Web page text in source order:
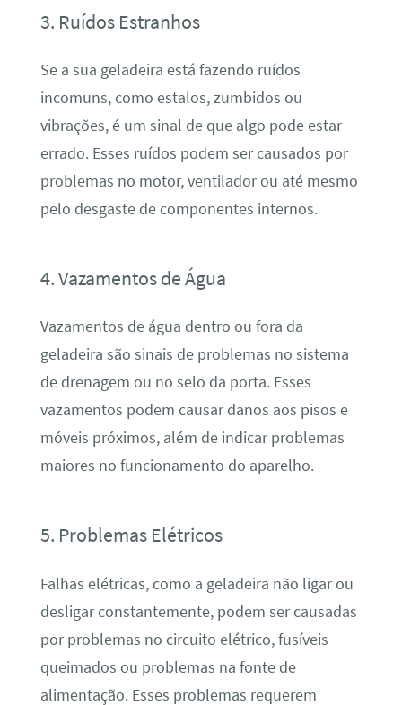
3. Ruídos Estranhos
Se a sua geladeira está fazendo ruídos
incomuns, como estalos, zumbidos ou
vibrações, é um sinal de que algo pode estar
errado. Esses ruídos podem ser causados por
problemas no motor, ventilador ou até mesmo
pelo desgaste de componentes internos.
4. Vazamentos de Água
Vazamentos de água dentro ou fora da
geladeira são sinais de problemas no sistema
de drenagem ou no selo da porta. Esses
vazamentos podem causar danos aos pisos e
móveis próximos, além de indicar problemas
maiores no funcionamento do aparelho.
5. Problemas Elétricos
Falhas elétricas, como a geladeira não ligar ou
desligar constantemente, podem ser causadas
por problemas no circuito elétrico, fusíveis
queimados ou problemas na fonte de
alimentação. Esses problemas requerem